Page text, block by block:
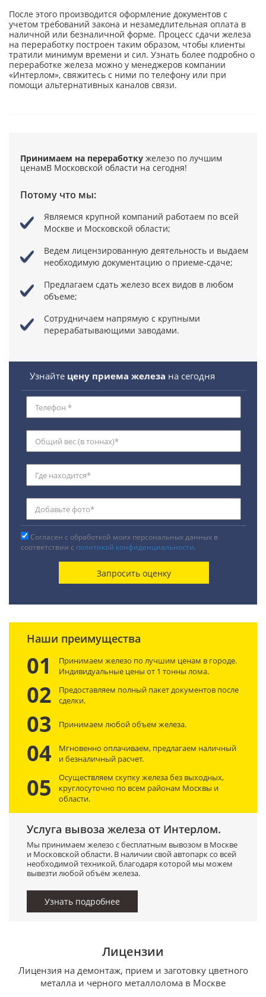
После этого производится оформление документов с
учетом требований закона и незамедлительная оплата в
наличной или безналичной форме. Процесс сдачи железа
на переработку построен таким образом, чтобы клиенты
тратили минимум времени и сил. Узнать более подробно о
переработке железа можно у менеджеров компании
«Интерлом», свяжитесь с ними по телефону или при
помощи альтернативных каналов связи.
Принимаем на переработку железо по лучшим
ценамВ Московской области на сегодня!
Потому что мы:
Являемся крупной компаний работаем по всей
Москве и Московской области;
Ведем лицензированную деятельность и выдаем
необходимую документацию о приеме-сдаче;
Предлагаем сдать железо всех видов в любом
объеме;
Сотрудничаем напрямую с крупными
перерабатывающими заводами.
Узнайте цену приема железа на сегодня
Согласен с обработкой моих персональных данных в
соответствии с политикой конфиденциальности.
Наши преимущества
01
Принимаем железо по лучшим ценам в городе.
Индивидуальные цены от 1 тонны лома.
02
Предоставляем полный пакет документов после
сделки.
03 Принимаем любой объем железа.
04
Мгновенно оплачиваем, предлагаем наличный
и безналичный расчет.
05
Осуществляем скупку железа без выходных,
круглосуточно по всем районам Москвы и
области.
Услуга вывоза железа от Интерлом.
Мы принимаем железо с бесплатным вывозом в Москве
и Московской области. В наличии свой автопарк со всей
необходимой техникой, благодаря которой мы можем
вывезти любой объём железа.
Узнать подробнее
Лицензии
Лицензия на демонтаж, прием и заготовку цветного
металла и черного металлолома в Москве